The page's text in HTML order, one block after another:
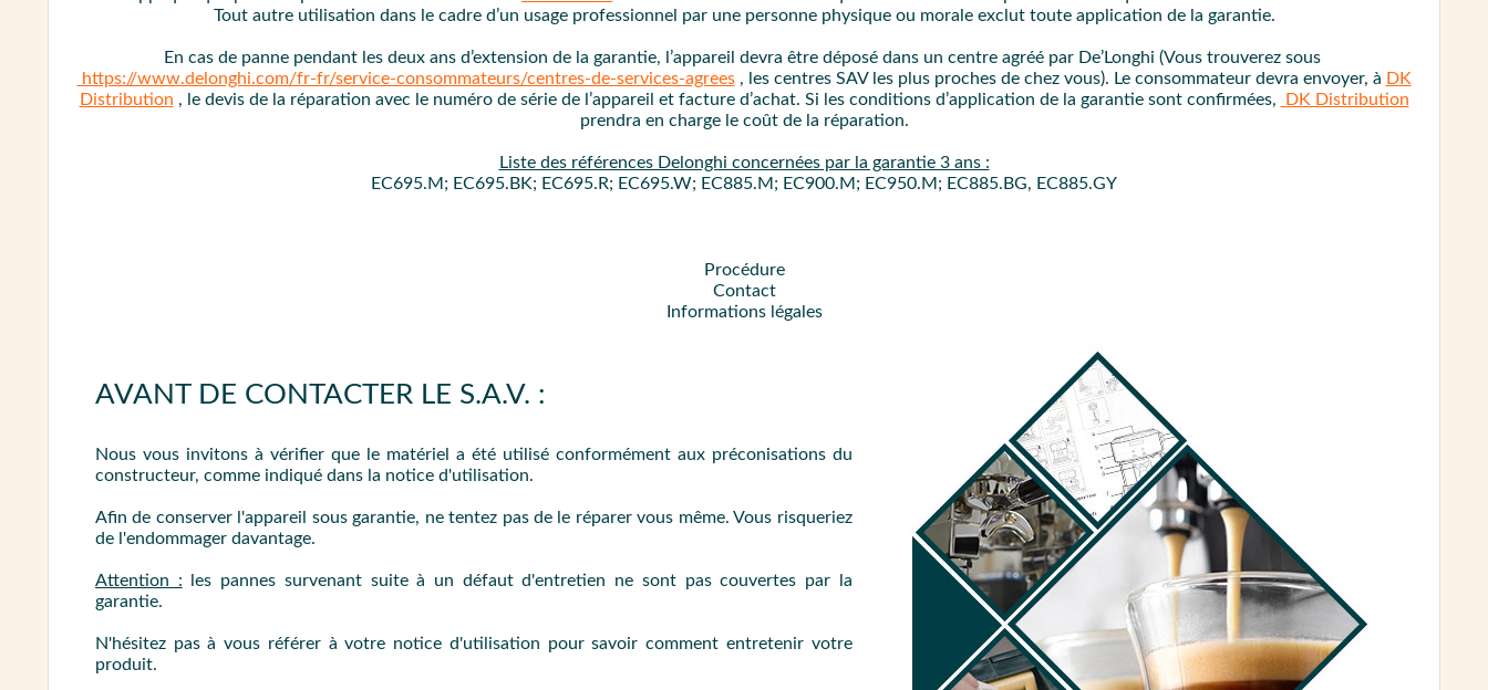
Tout autre utilisation dans le cadre d’un usage professionnel par une personne physique ou morale exclut toute application de la garantie.
En cas de panne pendant les deux ans d’extension de la garantie, l’appareil devra être déposé dans un centre agréé par De’Longhi (Vous trouverez sous
https://www.delonghi.com/fr-fr/service-consommateurs/centres-de-services-agrees, les centres SAV les plus proches de chez vous). Le consommateur devra envoyer, à DK
Distribution , le devis de la réparation avec le numéro de série de l’appareil et facture d’achat. Si les conditions d’application de la garantie sont confirmées,
DK Distribution
prendra en charge le coût de la réparation.
Liste des références Delonghi concernées par la garantie 3 ans :
EC695.M; EC695.BK; EC695.R; EC695.W; EC885.M; EC900.M; EC950.M; EC885.BG, EC885.GY
Procédure
Contact
Informations légales
AVANT DE CONTACTER LE S.A.V. :
Nous vous invitons à vérifier que le matériel a été utilisé conformément aux préconisations du
constructeur, comme indiqué dans la notice d'utilisation.
Afin de conserver l'appareil sous garantie, ne tentez pas de le réparer vous même. Vous risqueriez
de l'endommager davantage.
Attention : les pannes survenant suite à un défaut d'entretien ne sont pas couvertes par la
garantie.
N'hésitez pas à vous référer à votre notice d'utilisation pour savoir comment entretenir votre
produit.